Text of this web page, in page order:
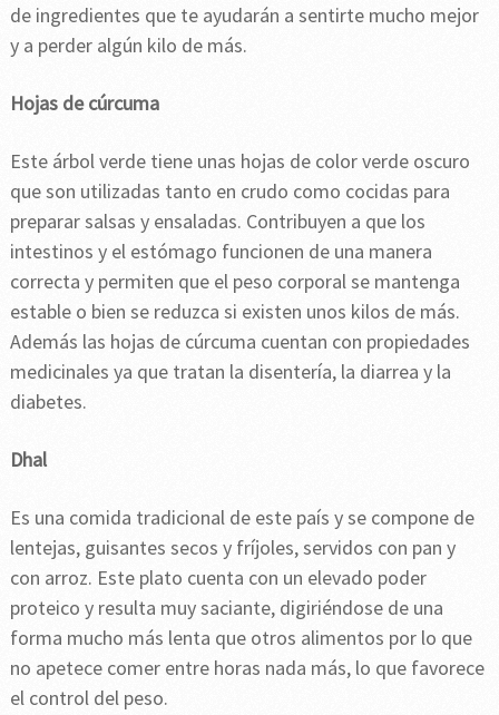
de ingredientes que te ayudarán a sentirte mucho mejor
y a perder algún kilo de más.
Hojas de cúrcuma
Este árbol verde tiene unas hojas de color verde oscuro
que son utilizadas tanto en crudo como cocidas para
preparar salsas y ensaladas. Contribuyen a que los
intestinos y el estómago funcionen de una manera
correcta y permiten que el peso corporal se mantenga
estable o bien se reduzca si existen unos kilos de más.
Además las hojas de cúrcuma cuentan con propiedades
medicinales ya que tratan la disentería, la diarrea y la
diabetes.
Dhal
Es una comida tradicional de este país y se compone de
lentejas, guisantes secos y fríjoles, servidos con pan y
con arroz. Este plato cuenta con un elevado poder
proteico y resulta muy saciante, digiriéndose de una
forma mucho más lenta que otros alimentos por lo que
no apetece comer entre horas nada más, lo que favorece
el control del peso.